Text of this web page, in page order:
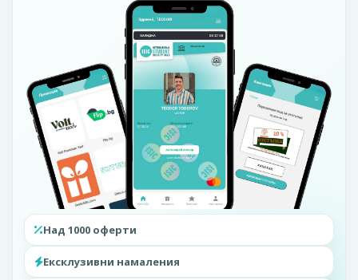
Над 1000 оферти
Ексклузивни намаления